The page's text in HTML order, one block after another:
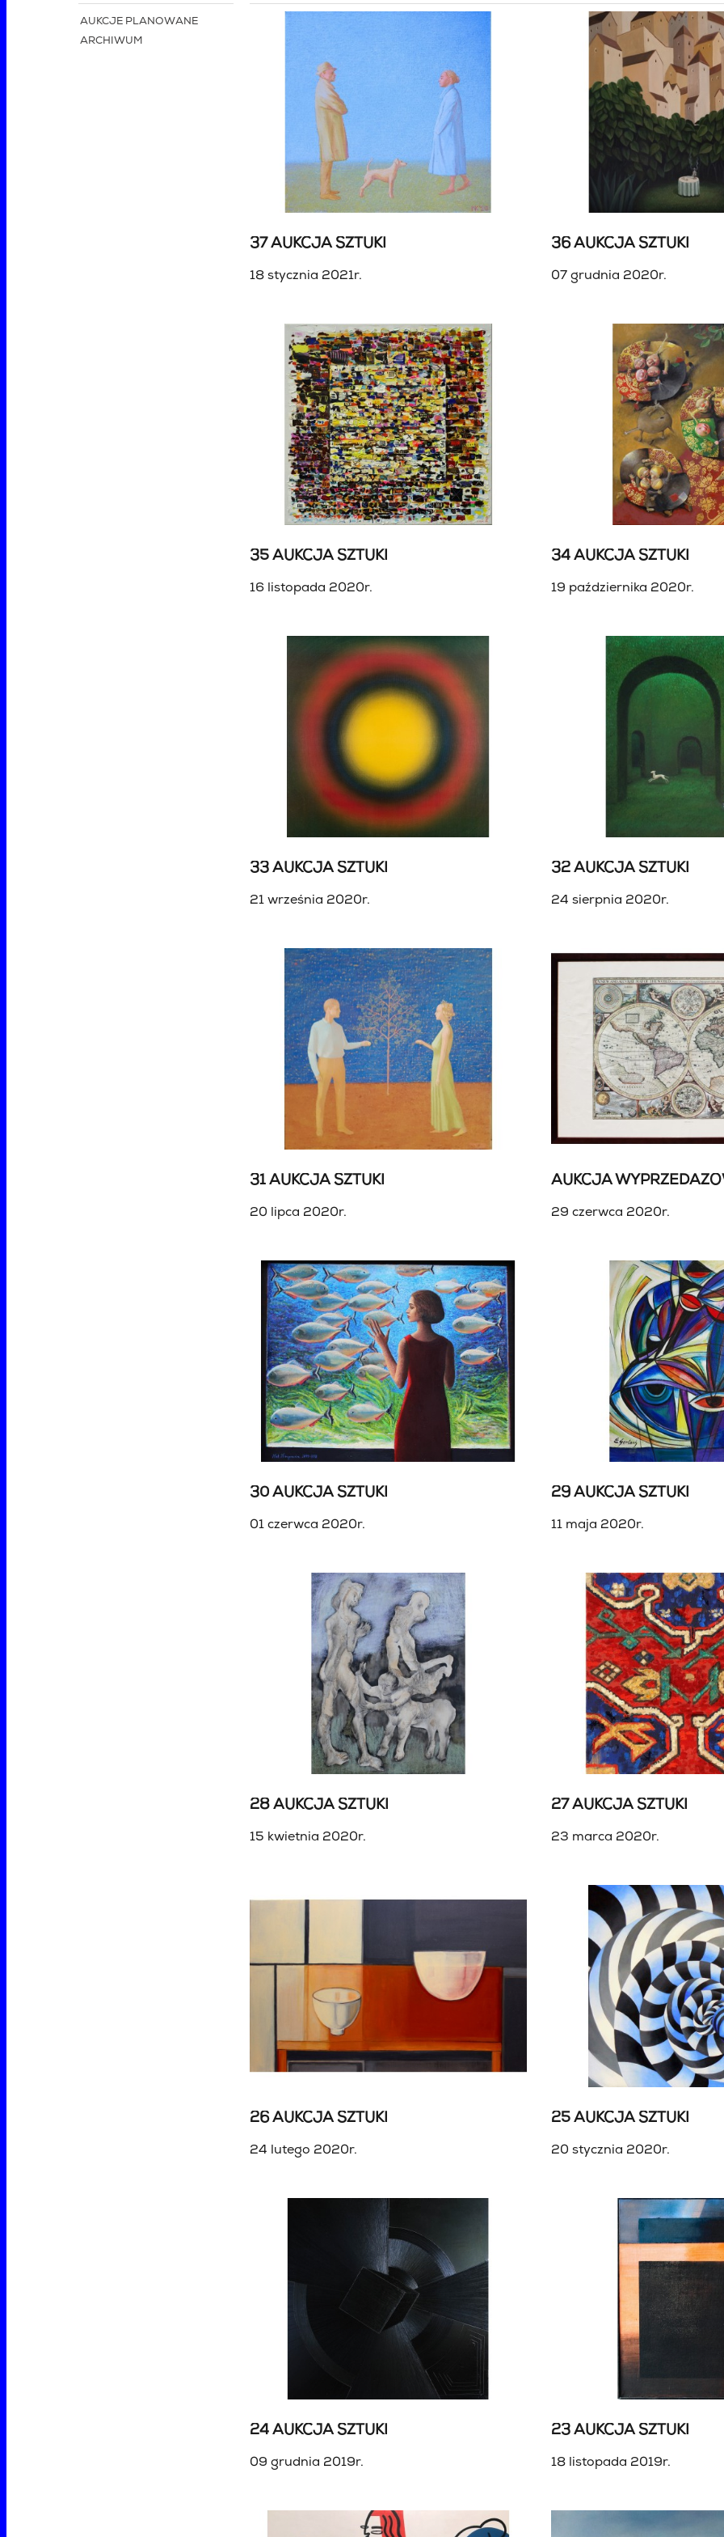
AUKCJE PLANOWANE
ARCHIWUM
37 AUKCJA SZTUKI
18 stycznia 2021r.
36 AUKCJA SZTUKI
07 grudnia 2020r.
35 AUKCJA SZTUKI
16 listopada 2020r.
34 AUKCJA SZTUKI
19 października 2020r.
33 AUKCJA SZTUKI
21 września 2020r.
32 AUKCJA SZTUKI
24 sierpnia 2020r.
31 AUKCJA SZTUKI
20 lipca 2020r.
AUKCJA
29 czerwca 2020r.
30 AUKCJA SZTUKI
01 czerwca 2020r.
29 AUKCJA SZTUKI
11 maja 2020r.
28 AUKCJA SZTUKI
15 kwietnia 2020r.
27 AUKCJA SZTUKI
23 marca 2020r.
26 AUKCJA SZTUKI
24 lutego 2020r.
25 AUKCJA SZTUKI
20 stycznia 2020r.
24 AUKCJA SZTUKI
09 grudnia 2019r.
23 AUKCJA SZTUKI
18 listopada 2019r.